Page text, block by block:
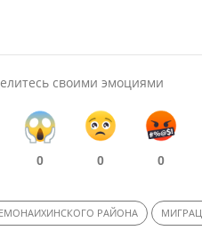
своими эмоциями
0 0 0
РАЙОНА